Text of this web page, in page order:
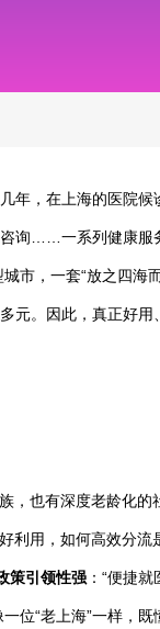
年，在上海的医院
询……一系列健康服
市，一套“放之四海
元。因此，真正好用
，也有深度老龄化
利用，如何高效分
策引领性强 ：“便捷
位“老上海”一样，既